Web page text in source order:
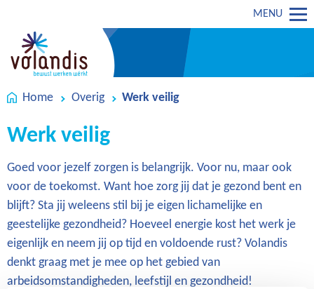
MENU
Home Overig Werk veilig
Werk veilig
Goed voor jezelf zorgen is belangrijk. Voor nu, maar ook
voor de toekomst. Want hoe zorg jij dat je gezond bent en
blijft? Sta jij weleens stil bij je eigen lichamelijke en
geestelijke gezondheid? Hoeveel energie kost het werk je
eigenlijk en neem jij op tijd en voldoende rust? Volandis
denkt graag met je mee op het gebied van
arbeidsomstandigheden, leefstijl en gezondheid!